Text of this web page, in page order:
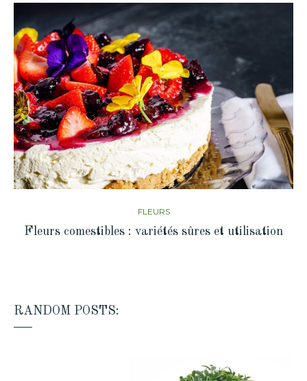
FLEURS
Fleurs comestibles : variétés sûres et utilisation
RANDOM POSTS: